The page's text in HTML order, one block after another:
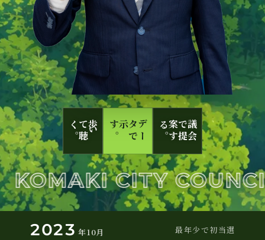
歩
い
て
聴
く
。 デ
ー
タ
で
示す
。 議
会
で
提
案
す
る
。
CITY
2023 年10月 最年少で初当選